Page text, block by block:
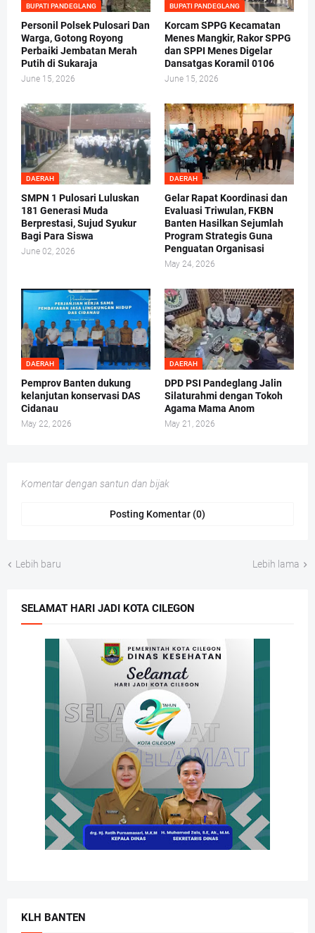
BUPATI PANDEGLANG
Personil Polsek Pulosari Dan
Warga, Gotong Royong
Perbaiki Jembatan Merah
Putih di Sukaraja
June 15, 2026
BUPATI PANDEGLANG
Korcam SPPG Kecamatan
Menes Mangkir, Rakor SPPG
dan SPPI Menes Digelar
Dansatgas Koramil 0106
June 15, 2026
DAERAH
SMPN 1 Pulosari Luluskan
181 Generasi Muda
Berprestasi, Sujud Syukur
Bagi Para Siswa
June 02, 2026
DAERAH
Gelar Rapat Koordinasi dan
Evaluasi Triwulan, FKBN
Banten Hasilkan Sejumlah
Program Strategis Guna
Penguatan Organisasi
May 24, 2026
DAERAH
Pemprov Banten dukung
kelanjutan konservasi DAS
Cidanau
May 22, 2026
DAERAH
DPD PSI Pandeglang Jalin
Silaturahmi dengan Tokoh
Agama Mama Anom
May 21, 2026
Komentar dengan santun dan bijak
Posting Komentar (0)
Lebih baru Lebih lama
SELAMAT HARI JADI KOTA CILEGON
KLH BANTEN